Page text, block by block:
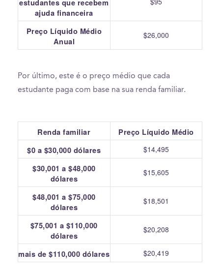
estudantes que recebem
ajuda financeira
Preço Líquido Médio
Anual
$26,000
Por último, este é o preço médio que cada
estudante paga com base na sua renda familiar.
Renda familiar
Preço Líquido Médio
$0 a $30,000 dólares
$14,495
$30,001 a $48,000
dólares
$15,605
$48,001 a $75,000
dólares
$18,501
$75,001 a $110,000
dólares
$20,208
mais de $110,000 dólares $20,419